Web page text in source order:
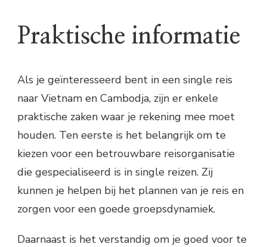
Praktische informatie
Als je geïnteresseerd bent in een single reis
naar Vietnam en Cambodja, zijn er enkele
praktische zaken waar je rekening mee moet
houden. Ten eerste is het belangrijk om te
kiezen voor een betrouwbare reisorganisatie
die gespecialiseerd is in single reizen. Zij
kunnen je helpen bij het plannen van je reis en
zorgen voor een goede groepsdynamiek.
Daarnaast is het verstandig om je goed voor te